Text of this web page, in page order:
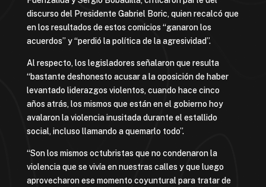
discurso del Presidente Gabriel Boric, quien recalcó que
en los resultados de estos comicios “ganaron los
acuerdos” y “perdió la política de la agresividad”.
Al respecto, los legisladores señalaron que resulta
“bastante deshonesto acusar a la oposición de haber
levantado liderazgos violentos, cuando hace cinco
años atrás, los mismos que están en el gobierno hoy
avalaron la violencia inusitada durante el estallido
social, incluso llamando a quemarlo todo”.
“Son los mismos octubristas que no condenaron la
violencia que se vivía en nuestras calles y que luego
aprovecharon ese momento coyuntural para tratar de